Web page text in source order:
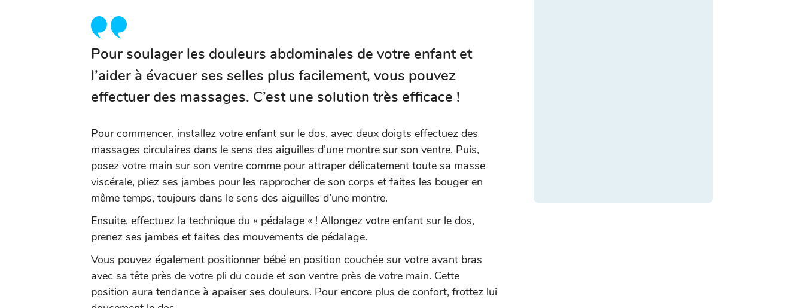
Pour soulager les douleurs abdominales de votre enfant et
l’aider à évacuer ses selles plus facilement, vous pouvez
effectuer des massages. C’est une solution très efficace !
Pour commencer, installez votre enfant sur le dos, avec deux doigts effectuez des
massages circulaires dans le sens des aiguilles d’une montre sur son ventre. Puis,
posez votre main sur son ventre comme pour attraper délicatement toute sa masse
viscérale, pliez ses jambes pour les rapprocher de son corps et faites les bouger en
même temps, toujours dans le sens des aiguilles d’une montre.
Ensuite, effectuez la technique du « pédalage « ! Allongez votre enfant sur le dos,
prenez ses jambes et faites des mouvements de pédalage.
Vous pouvez également positionner bébé en position couchée sur votre avant bras
avec sa tête près de votre pli du coude et son ventre près de votre main. Cette
position aura tendance à apaiser ses douleurs. Pour encore plus de confort, frottez lui